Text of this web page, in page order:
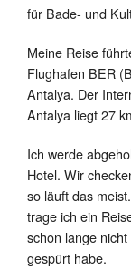
für Bade- und
Meine Reise
Flughafen BER
Antalya. Der
Antalya liegt 27
Ich werde
Hotel. Wir
so läuft das
trage ich ein
schon lange
gespürt habe.